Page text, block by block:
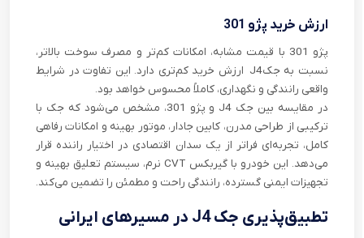
ارزش خرید پژو 301
پژو 301 با قیمت مشابه، امکانات کم‌تر و مصرف سوخت بالاتر،
نسبت به جکJ4 ارزش خرید کم‌تری دارد. این تفاوت در شرایط
واقعی رانندگی و نگهداری، کاملاً محسوس خواهد بود.
در مقایسه بین جک J4 و پژو 301، مشخص می‌شود که جک با
ترکیبی از طراحی مدرن، کابین جادار، موتور بهینه و امکانات رفاهی
کامل، تجربه‌ای فراتر از یک سدان اقتصادی در اختیار راننده قرار
می‌دهد. این خودرو با گیربکس CVT نرم، سیستم تعلیق بهینه و
تجهیزات ایمنی گسترده، رانندگی راحت و مطمئن را تضمین می‌کند.
تطبیق‌پذیری جک J4 در مسیرهای ایرانی